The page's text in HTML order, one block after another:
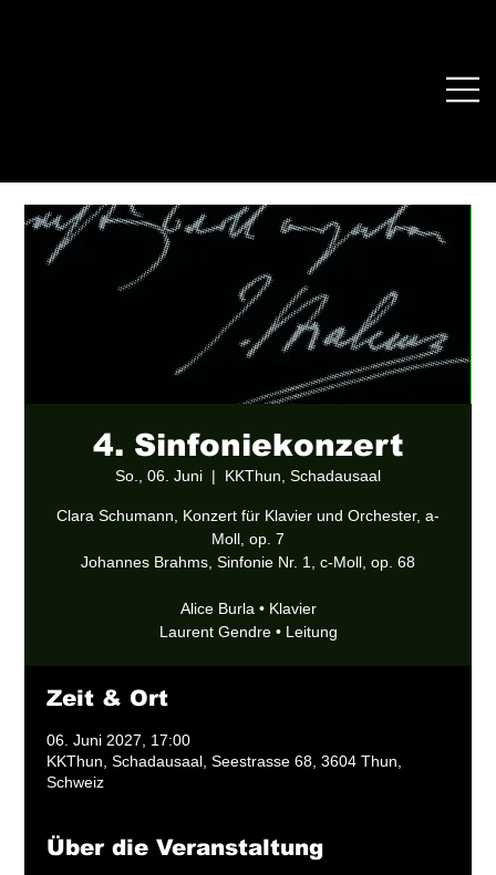
4. Sinfoniekonzert
So., 06. Juni
  |
KKThun, Schadausaal
Clara Schumann, Konzert für Klavier und Orchester, a-
Moll, op. 7
Johannes Brahms, Sinfonie Nr. 1, c-Moll, op. 68
Alice Burla • Klavier
Laurent Gendre • Leitung
Zeit & Ort
06. Juni 2027, 17:00
KKThun, Schadausaal, Seestrasse 68, 3604 Thun,
Schweiz
Über die Veranstaltung